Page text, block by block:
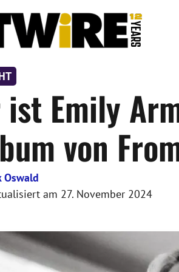
ist Emily
von
Oswald
am 27. November 2024